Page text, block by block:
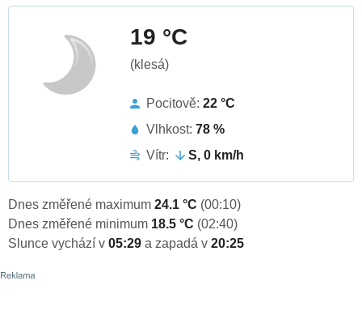
19 °C
(klesá)
Pocitově: 22 °C
Vlhkost: 78 %
Vítr:
S, 0 km/h
Dnes změřené maximum 24.1 °C (00:10)
Dnes změřené minimum 18.5 °C (02:40)
Slunce vychází v 05:29 a zapadá v 20:25